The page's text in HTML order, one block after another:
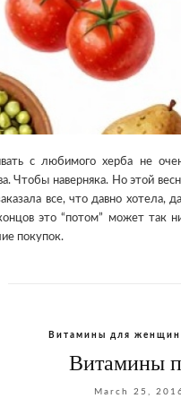
с любимого херба не
Чтобы наверняка. Но этой
все, что давно хотела,
это “потом” может так
покупок.
Витамины для женщин
Витамины
March 25,